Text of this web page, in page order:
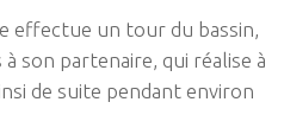
effectue un tour du bassin,
son partenaire, qui réalise à
de suite pendant environ